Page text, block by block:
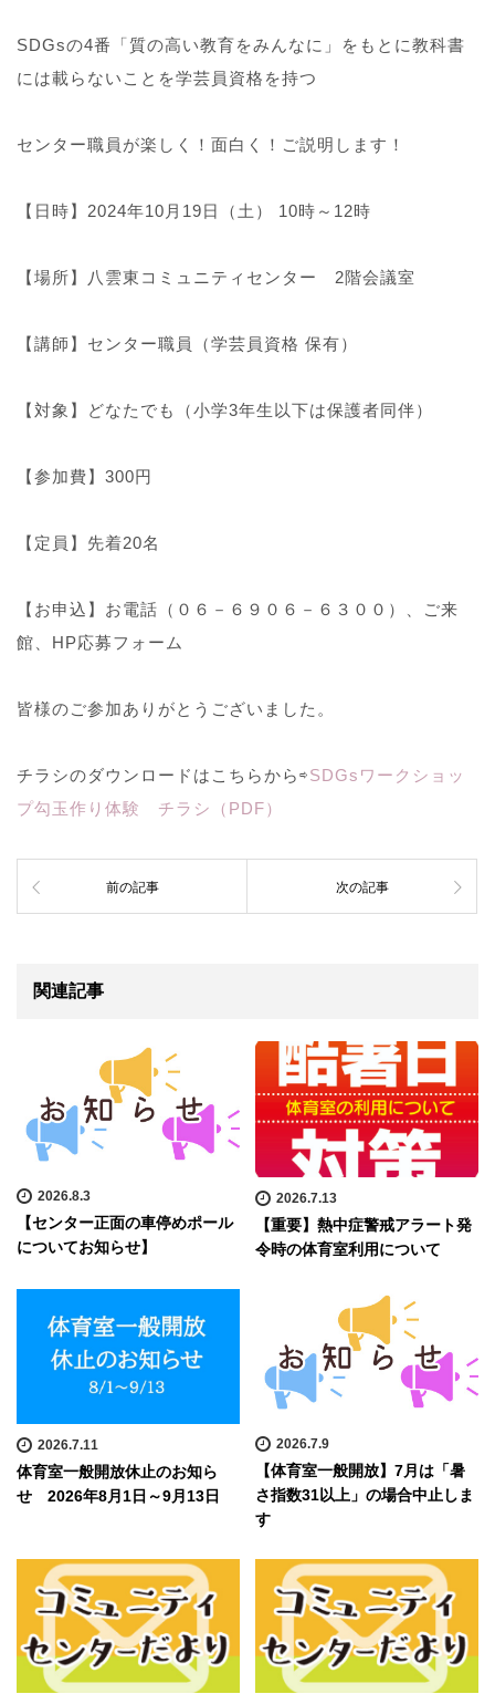
SDGsの4番「質の高い教育をみんなに」をもとに教科書
には載らないことを学芸員資格を持つ
センター職員が楽しく！面白く！ご説明します！
【日時】2024年10月19日（土） 10時～12時
【場所】八雲東コミュニティセンター 2階会議室
【講師】センター職員（学芸員資格 保有）
【対象】どなたでも（小学3年生以下は保護者同伴）
【参加費】300円
【定員】先着20名
【お申込】お電話（０６－６９０６－６３００）、ご来
館、HP応募フォーム
皆様のご参加ありがとうございました。
チラシのダウンロードはこちらから⇨SDGsワークショッ
プ勾玉作り体験 チラシ（PDF）
前の記事 次の記事
関連記事
2026.8.3
【センター正面の車停めポール
についてお知らせ】
2026.7.13
【重要】熱中症警戒アラート発
令時の体育室利用について
2026.7.11
体育室一般開放休止のお知ら
せ 2026年8月1日～9月13日
2026.7.9
【体育室一般開放】7月は「暑
さ指数31以上」の場合中止しま
す